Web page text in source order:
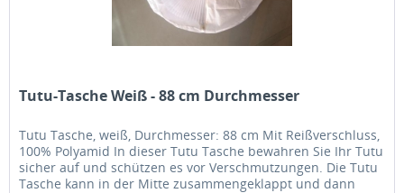
Tutu-Tasche Weiß - 88 cm Durchmesser
Tutu Tasche, weiß, Durchmesser: 88 cm Mit Reißverschluss,
100% Polyamid In dieser Tutu Tasche bewahren Sie Ihr Tutu
sicher auf und schützen es vor Verschmutzungen. Die Tutu
Tasche kann in der Mitte zusammengeklappt und dann